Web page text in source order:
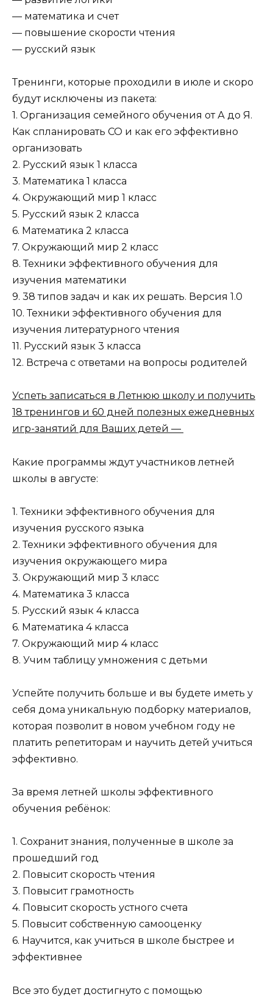
— математика и счет
— повышение скорости чтения
— русский язык
Тренинги, которые проходили в июле и скоро
будут исключены из пакета:
1. Организация семейного обучения от А до Я.
Как спланировать СО и как его эффективно
организовать
2. Русский язык 1 класса
3. Математика 1 класса
4. Окружающий мир 1 класс
5. Русский язык 2 класса
6. Математика 2 класса
7. Окружающий мир 2 класс
8. Техники эффективного обучения для
изучения математики
9. 38 типов задач и как их решать. Версия 1.0
10. Техники эффективного обучения для
изучения литературного чтения
11. Русский язык 3 класса
12. Встреча с ответами на вопросы родителей
Успеть записаться в Летнюю школу и получить
18 тренингов и 60 дней полезных ежедневных
игр-занятий для Ваших детей —
Какие программы ждут участников летней
школы в августе:
1. Техники эффективного обучения для
изучения русского языка
2. Техники эффективного обучения для
изучения окружающего мира
3. Окружающий мир 3 класс
4. Математика 3 класса
5. Русский язык 4 класса
6. Математика 4 класса
7. Окружающий мир 4 класс
8. Учим таблицу умножения с детьми
Успейте получить больше и вы будете иметь у
себя дома уникальную подборку материалов,
которая позволит в новом учебном году не
платить репетиторам и научить детей учиться
эффективно.
За время летней школы эффективного
обучения ребёнок:
1. Сохранит знания, полученные в школе за
прошедший год
2. Повысит скорость чтения
3. Повысит грамотность
4. Повысит скорость устного счета
5. Повысит собственную самооценку
6. Научится, как учиться в школе быстрее и
эффективнее
Все это будет достигнуто с помощью